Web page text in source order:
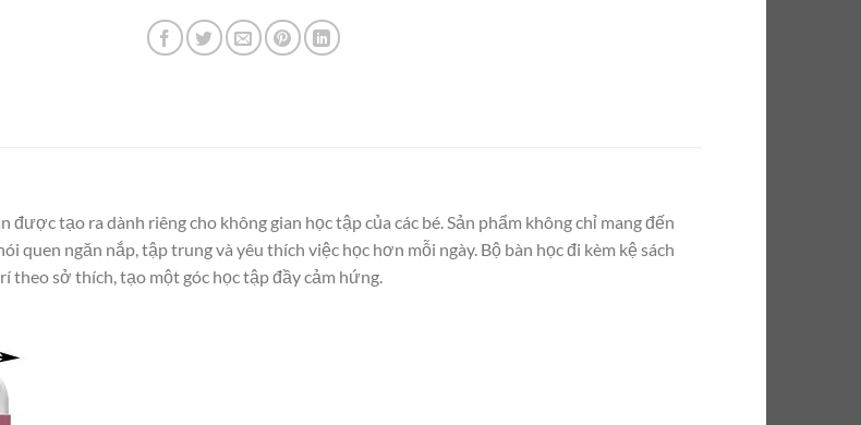
tạo ra dành riêng cho không gian học tập của các bé. Sản phẩm không chỉ mang đến
quen ngăn nắp, tập trung và yêu thích việc học hơn mỗi ngày. Bộ bàn học đi kèm kệ sách
theo sở thích, tạo một góc học tập đầy cảm hứng.